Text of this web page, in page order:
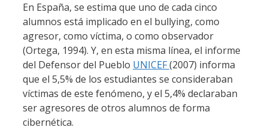
En España, se estima que uno de cada cinco
alumnos está implicado en el bullying, como
agresor, como víctima, o como observador
(Ortega, 1994). Y, en esta misma línea, el informe
del Defensor del Pueblo UNICEF(2007) informa
que el 5,5% de los estudiantes se consideraban
víctimas de este fenómeno, y el 5,4% declaraban
ser agresores de otros alumnos de forma
cibernética.